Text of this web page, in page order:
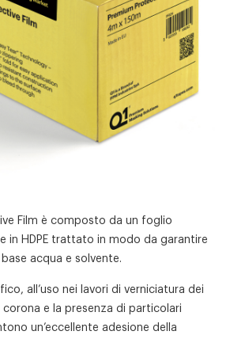
Film è composto da un foglio
in HDPE trattato in modo da garantire
base acqua e solvente.
all’uso nei lavori di verniciatura dei
e la presenza di particolari
un’eccellente adesione della